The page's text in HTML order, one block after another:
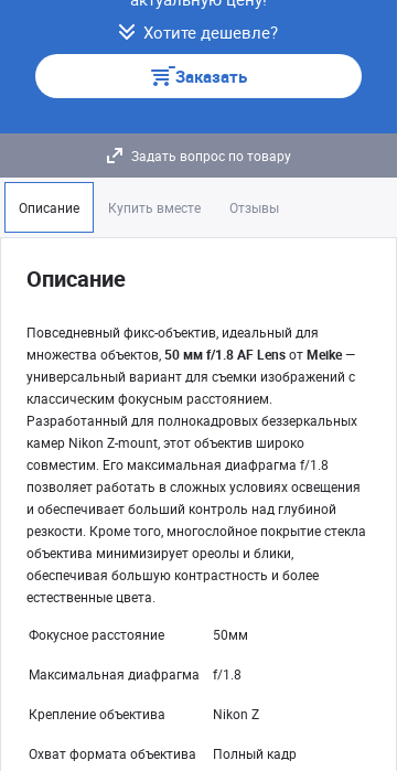
Хотите дешевле?
Заказать
Задать вопрос по товару
Описание Купить вместе Отзывы
Описание
Повседневный фикс-объектив, идеальный для
множества объектов, 50 мм f/1.8 AF LensотMeike—
универсальный вариант для съемки изображений с
классическим фокусным расстоянием.
Разработанный для полнокадровых беззеркальных
камер Nikon Z-mount, этот объектив широко
совместим. Его максимальная диафрагма f/1.8
позволяет работать в сложных условиях освещения
и обеспечивает больший контроль над глубиной
резкости. Кроме того, многослойное покрытие стекла
объектива минимизирует ореолы и блики,
обеспечивая большую контрастность и более
естественные цвета.
Фокусное расстояние 50мм
Максимальная диафрагма f/1.8
Крепление объектива Nikon Z
Охват формата объектива Полный кадр